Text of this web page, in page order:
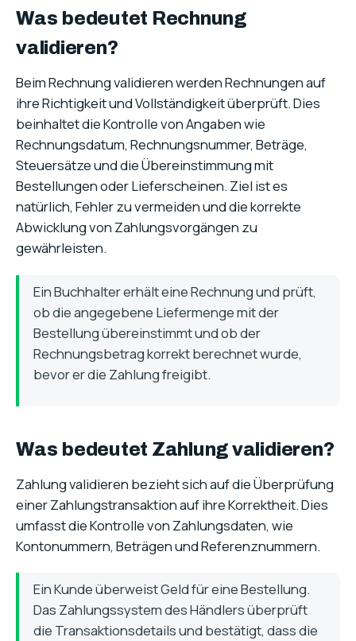
Was bedeutet Rechnung
validieren?
Beim Rechnung validieren werden Rechnungen auf
ihre Richtigkeit und Vollständigkeit überprüft. Dies
beinhaltet die Kontrolle von Angaben wie
Rechnungsdatum, Rechnungsnummer, Beträge,
Steuersätze und die Übereinstimmung mit
Bestellungen oder Lieferscheinen. Ziel ist es
natürlich, Fehler zu vermeiden und die korrekte
Abwicklung von Zahlungsvorgängen zu
gewährleisten.
Ein Buchhalter erhält eine Rechnung und prüft,
ob die angegebene Liefermenge mit der
Bestellung übereinstimmt und ob der
Rechnungsbetrag korrekt berechnet wurde,
bevor er die Zahlung freigibt.
Was bedeutet Zahlung validieren?
Zahlung validieren bezieht sich auf die Überprüfung
einer Zahlungstransaktion auf ihre Korrektheit. Dies
umfasst die Kontrolle von Zahlungsdaten, wie
Kontonummern, Beträgen und Referenznummern.
Ein Kunde überweist Geld für eine Bestellung.
Das Zahlungssystem des Händlers überprüft
die Transaktionsdetails und bestätigt, dass die